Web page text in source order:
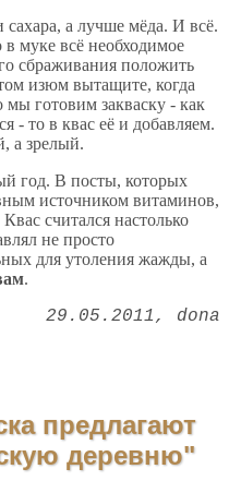
а лучше мёда. И всё.
муке всё необходимое
сбраживания положить
изюм вытащите, когда
мы готовим закваску - как
- то в квас её и добавляем.
а зрелый.
год. В посты, которых
источником витаминов,
считался настолько
не просто
для утоления жажды, а
.
29.05.2011 dona
предлагают
деревню"